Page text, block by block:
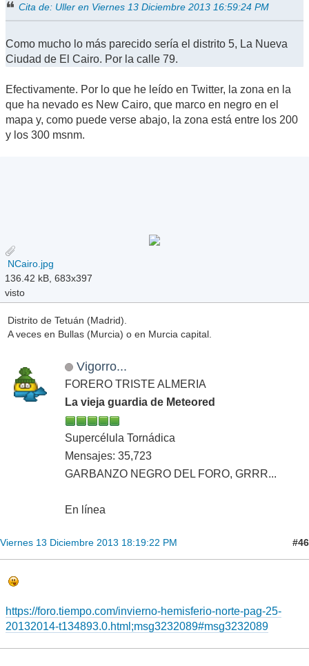
Cita de: Uller en Viernes 13 Diciembre 2013 16:59:24 PM
Como mucho lo más parecido sería el distrito 5, La Nueva
Ciudad de El Cairo. Por la calle 79.
Efectivamente. Por lo que he leído en Twitter, la zona en la
que ha nevado es New Cairo, que marco en negro en el
mapa y, como puede verse abajo, la zona está entre los 200
y los 300 msnm.
NCairo.jpg
136.42 kB, 683x397
visto
Distrito de Tetuán (Madrid).
A veces en Bullas (Murcia) o en Murcia capital.
Vigorro...
FORERO TRISTE ALMERIA
La vieja guardia de Meteored
Supercélula Tornádica
Mensajes: 35,723
GARBANZO NEGRO DEL FORO, GRRR...
En línea
Viernes 13 Diciembre 2013 18:19:22 PM #46
https://foro.tiempo.com/invierno-hemisferio-norte-pag-25-
20132014-t134893.0.html;msg3232089#msg3232089